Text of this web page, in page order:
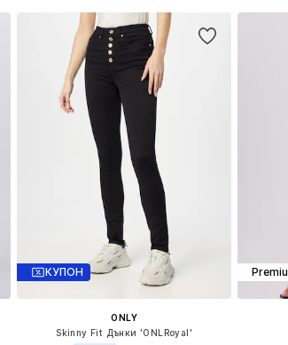
КУПОН
ONLY
Skinny Fit Дънки 'ONLRoyal'